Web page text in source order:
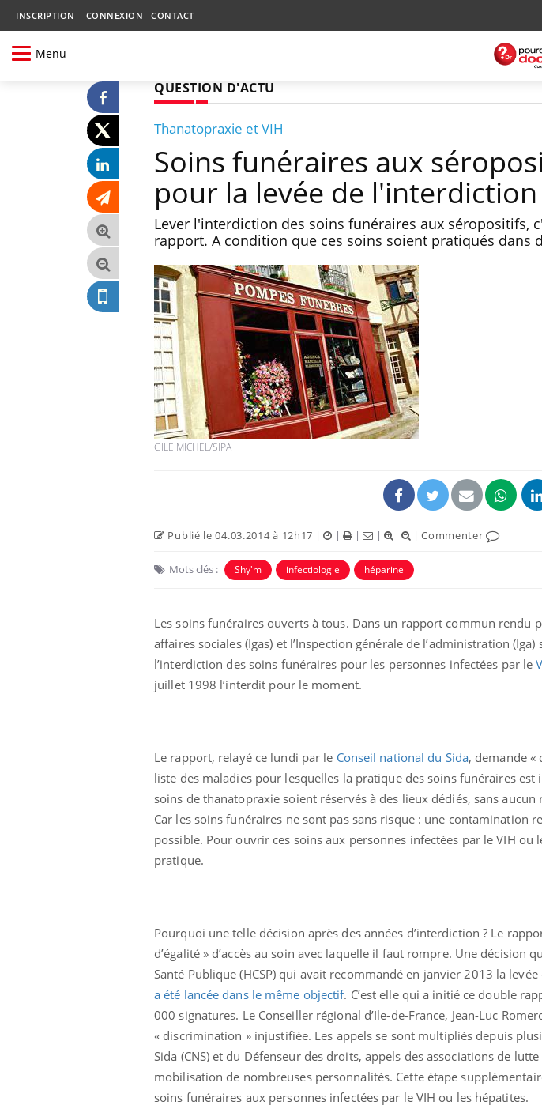
INSCRIPTION CONNEXION CONTACT
Menu
QUESTION D'ACTU
Thanatopraxie et VIH
Soins funéraires aux
pour la levée de l'interdiction
Lever l'interdiction des soins funéraires aux séropositifs,
rapport. A condition que ces soins soient pratiqués dans
GILE MICHEL/SIPA
Publié le 04.03.2014 à 12h17 | | | | |Commenter
Mots clés : Shy'm infectiologie héparine
Les soins funéraires ouverts à tous. Dans un rapport commun rendu
affaires sociales (Igas) et l’Inspection générale de l’administration
l’interdiction des soins funéraires pour les personnes infectées par le
juillet 1998 l’interdit pour le moment.
Le rapport, relayé ce lundi par le Conseil national du Sida, demande «
liste des maladies pour lesquelles la pratique des soins funéraires
soins de thanatopraxie soient réservés à des lieux dédiés, sans
Car les soins funéraires ne sont pas sans risque : une contamination
possible. Pour ouvrir ces soins aux personnes infectées par le VIH
pratique.
Pourquoi une telle décision après des années d’interdiction ? Le
d’égalité » d’accès au soin avec laquelle il faut rompre. Une décision
Santé Publique (HCSP) qui avait recommandé en janvier 2013 la
a été lancée dans le même objectif. C’est elle qui a initié ce double
000 signatures. Le Conseiller régional d’Ile-de-France, Jean-Luc
« discrimination » injustifiée. Les appels se sont multipliés depuis
Sida (CNS) et du Défenseur des droits, appels des associations de
mobilisation de nombreuses personnalités. Cette étape
soins funéraires aux personnes infectées par le VIH ou les hépatites.
La sieste empêche-t-elle
de dormir la nuit ?
VIH : la fin du comprimé
tous les jours se profile-t-
elle enfin ?
Pourquoi votre ventre
jours de vos vacances ?
Fortes chaleurs :
pourquoi le risque de
noyade grimpe-t-il ?
Le Viagra pourrait-il
freiner la
cancer ?
Pourquoi manger
de protéines pourrait
finalement être